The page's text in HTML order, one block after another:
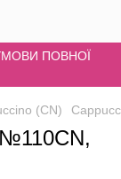
ПОВНОЇ
(CN)